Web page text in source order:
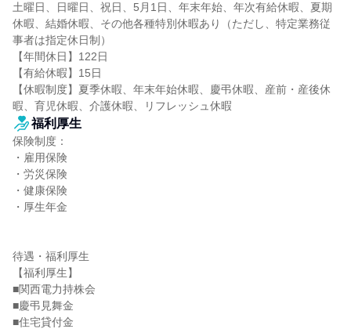
土曜日、日曜日、祝日、5月1日、年末年始、年次有給休暇、夏期
休暇、結婚休暇、その他各種特別休暇あり（ただし、特定業務従
事者は指定休日制）
【年間休日】122日
【有給休暇】15日
【休暇制度】夏季休暇、年末年始休暇、慶弔休暇、産前・産後休
暇、育児休暇、介護休暇、リフレッシュ休暇
福利厚生
保険制度：
・雇用保険
・労災保険
・健康保険
・厚生年金
待遇・福利厚生
【福利厚生】
■関西電力持株会
■慶弔見舞金
■住宅貸付金